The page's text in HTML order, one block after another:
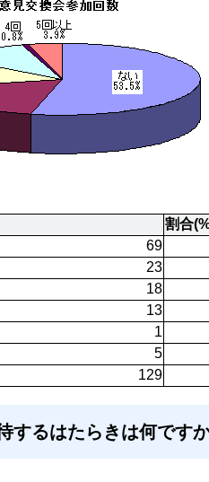
割合
69
23
18
13
1
5
129
するはたらきは何です